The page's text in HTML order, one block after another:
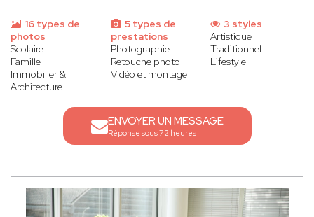
16 types de
photos
Scolaire
Famille
Immobilier &
Architecture
5 types de
prestations
Photographie
Retouche photo
Vidéo et montage
3 styles
Artistique
Traditionnel
Lifestyle
ENVOYER UN MESSAGE
Réponse sous 72 heures